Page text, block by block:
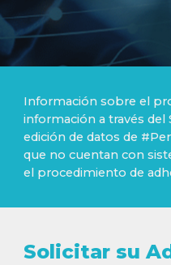
Información sobre el
información a través del
edición de datos de
que no cuentan con
el procedimiento de
Solicitar su